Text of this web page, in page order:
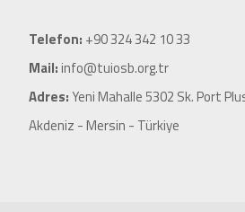
Telefon: +90 324 342 10 33
Mail:info@tuiosb.org.tr
Adres:Yeni Mahalle 5302 Sk. Port
Akdeniz - Mersin - Türkiye